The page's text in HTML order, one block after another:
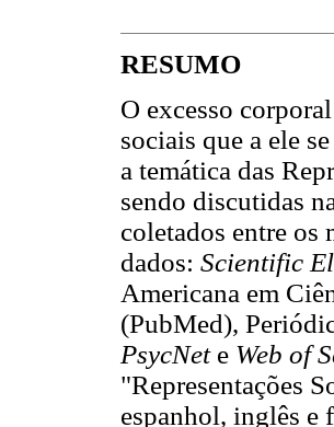
RESUMO
O excesso
sociais que a ele
a temática das
sendo discutidas
coletados entre os
dados: Scientific
Americana em
(PubMed),
PsycNet e Web of
"Representações
espanhol, inglês e